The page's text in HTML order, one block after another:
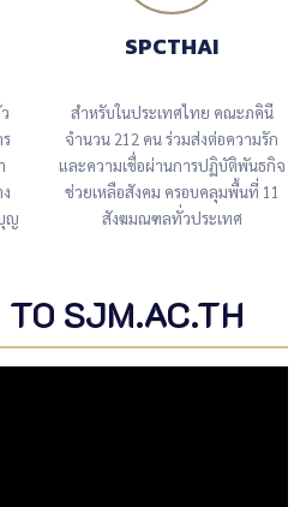
ญ​
SPCTHAI
สำหรับ​ใน​ประเทศไทย​ คณะภคินี​
จำนวน​ 212​ คน​ ร่วม​ส่ง​ต่อ​ความ​รัก​
และ​ความ​เชื่อ​ผ่าน​การ​ปฏิบัติ​พันธกิจ​
ช่วยเหลือ​สังคม​ ครอบคลุม​พื้นที่​ 11​
สังฆมณฑล​ทั่ว​ประเทศ
SJM.AC.TH